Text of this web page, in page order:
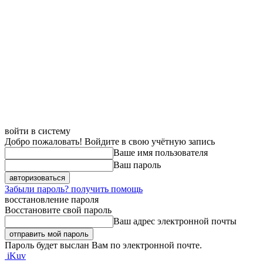
войти в систему
Добро пожаловать! Войдите в свою учётную запись
Ваше имя пользователя
Ваш пароль
Забыли пароль? получить помощь
восстановление пароля
Восстановите свой пароль
Ваш адрес электронной почты
Пароль будет выслан Вам по электронной почте.
iKuv